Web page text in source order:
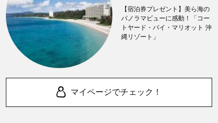
【宿泊券プレゼント】美ら海の
パノラマビューに感動！「コー
トヤード・バイ・マリオット 沖
縄リゾート」
マイページでチェック！